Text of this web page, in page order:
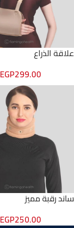
علاقة الذراع
EGP299.00
ساند رقبة مميز
EGP250.00